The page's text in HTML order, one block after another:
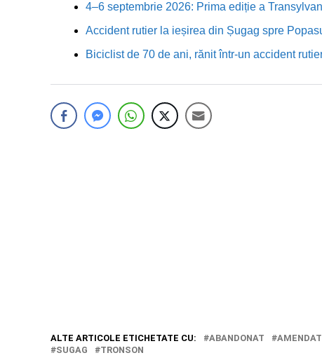
4–6 septembrie 2026: Prima ediție a
Accident rutier la ieșirea din Șugag spre
Biciclist de 70 de ani, rănit într-un accident
ALTE ARTICOLE ETICHETATE CU: ABANDONAT
SUGAG
TRONSON